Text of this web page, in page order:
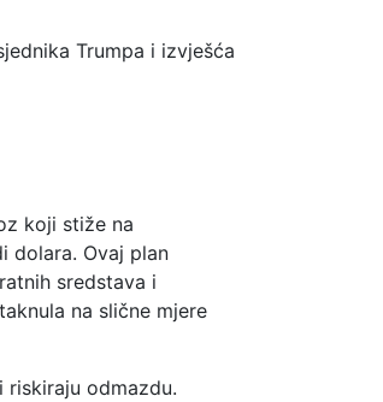
Trumpa i izvješća
koji stiže na
dolara. Ovaj plan
sredstava i
na slične mjere
riskiraju odmazdu.